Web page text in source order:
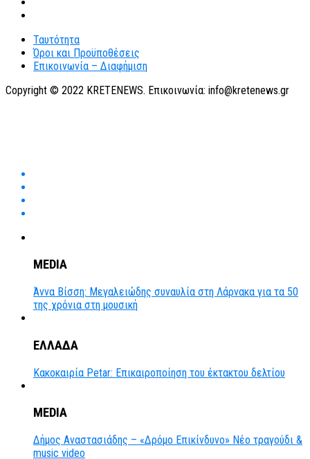
Ταυτότητα
Όροι και Προϋποθέσεις
Επικοινωνία – Διαφήμιση
Copyright © 2022 KRETENEWS. Επικοινωνία: info@kretenews.gr
MEDIA
Άννα Βίσση: Μεγαλειώδης συναυλία στη Λάρνακα για τα 50
της χρόνια στη μουσική
ΕΛΛΑΔΑ
Κακοκαιρία Petar: Επικαιροποίηση του έκτακτου δελτίου
MEDIA
Δήμος Αναστασιάδης – «Δρόμο Επικίνδυνο» Νέο τραγούδι &
music video